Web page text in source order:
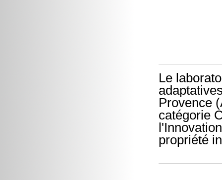
Le
Provence
catégorie
propriété